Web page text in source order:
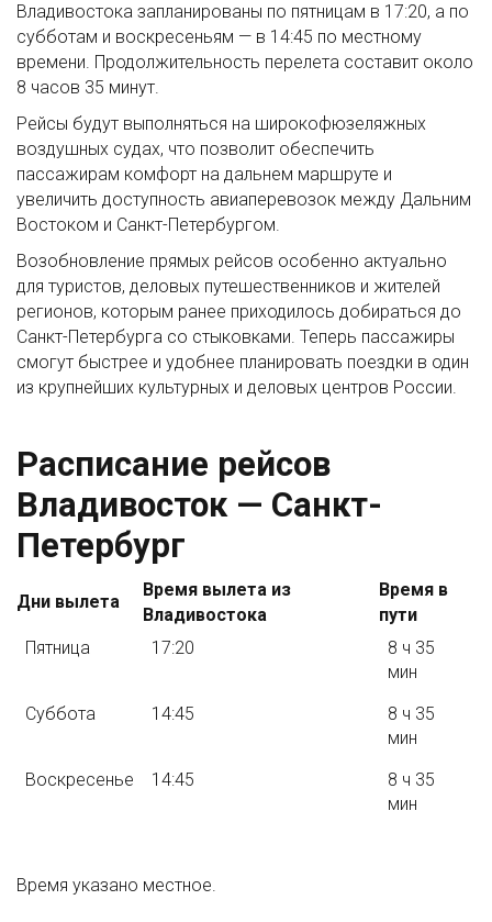
Владивостока запланированы по пятницам в 17:20, а по
субботам и воскресеньям — в 14:45 по местному
времени. Продолжительность перелета составит около
8 часов 35 минут.
Рейсы будут выполняться на широкофюзеляжных
воздушных судах, что позволит обеспечить
пассажирам комфорт на дальнем маршруте и
увеличить доступность авиаперевозок между Дальним
Востоком и Санкт-Петербургом.
Возобновление прямых рейсов особенно актуально
для туристов, деловых путешественников и жителей
регионов, которым ранее приходилось добираться до
Санкт-Петербурга со стыковками. Теперь пассажиры
смогут быстрее и удобнее планировать поездки в один
из крупнейших культурных и деловых центров России.
Расписание рейсов
Владивосток — Санкт-
Петербург
Дни вылета
Время вылета из
Владивостока
Время в
пути
Пятница
17:20
8 ч 35
мин
Суббота
14:45
8 ч 35
мин
Воскресенье
14:45
8 ч 35
мин
Время указано местное.